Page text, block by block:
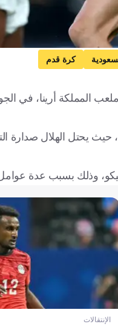
كرة قدم
ملعب المملكة أرينا، في
وذلك بسبب عدة
الإنتقالات